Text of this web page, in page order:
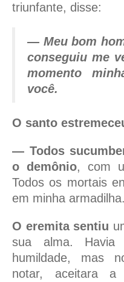
triunfante, disse:
— Meu bom
conseguiu me
momento
você.
O santo
— Todos
o demônio, com
Todos os mortais
em minha armadilha.
O eremita sentiu
sua alma.
humildade, mas
notar, aceitara